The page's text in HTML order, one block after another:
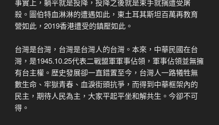
事實上，躺平就是投降，投降之後就是束手就擒遭受屠
殺。圖伯特血淋淋的遭遇如此，東土耳其斯坦百萬再教育
營如此，2019香港遭受的鎮壓如此。
台灣是台灣，台灣是台灣人的台灣。本來，中華民國在台
灣，是1945.10.25代表二戰盟軍軍事佔領，軍事佔領並無擁
有台主權。歴史發展卻一直錯置至今，台灣人一路犧牲無
數生命、牢獄青春、血淚街頭抗爭，而得到中華框架內的
民主，期待人民為主，大家平起平坐和解共生。今卻不可
得。